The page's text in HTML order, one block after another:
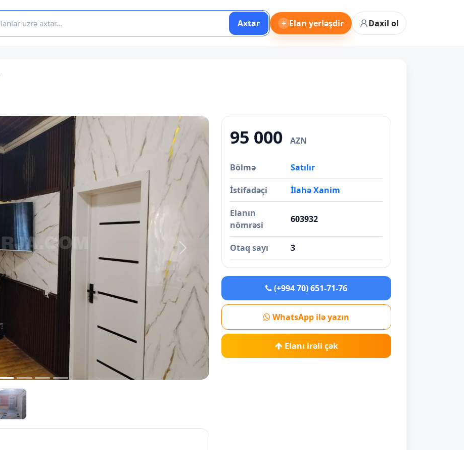
Axtar + Elan yerləşdir Daxil ol
Next
95 000 AZN
Bölmə Satılır
İstifadəçi İlahə Xanim
Elanın
nömrəsi
603932
Otaq sayı 3
(+994 70) 651-71-76
WhatsApp ilə yazın
Elanı irəli çək